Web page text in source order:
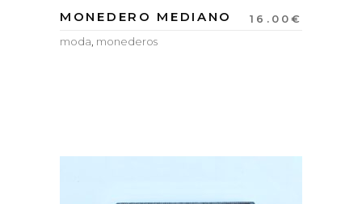
MONEDERO MEDIANO 16.00€
moda monederos